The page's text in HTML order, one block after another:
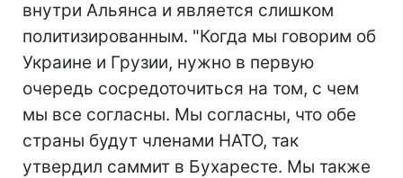
внутри Альянса и является слишком
политизированным. "Когда мы говорим об
Украине и Грузии, нужно в первую
очередь сосредоточиться на том, с чем
мы все согласны. Мы согласны, что обе
страны будут членами НАТО, так
утвердил саммит в Бухаресте. Мы также